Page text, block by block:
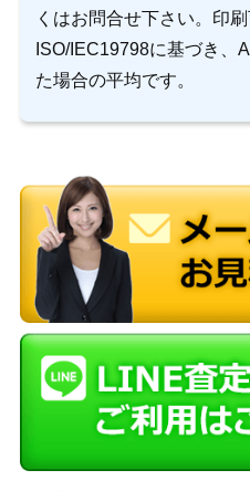
くはお問合せ下さい。印
ISO/IEC19798に基づき、
た場合の平均です。